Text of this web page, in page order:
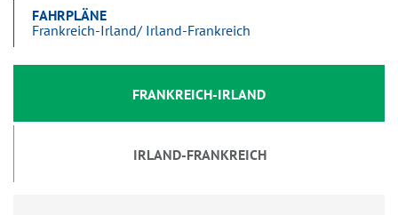
FAHRPLÄNE
Frankreich-Irland/ Irland-Frankreich
FRANKREICH-IRLAND
IRLAND-FRANKREICH